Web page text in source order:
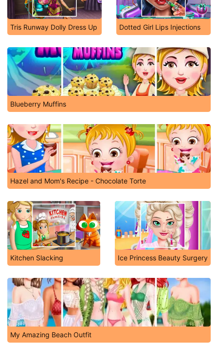
Tris Runway Dolly Dress Up Dotted Girl Lips Injections
Blueberry Muffins
Hazel and Mom's Recipe - Chocolate Torte
Kitchen Slacking Ice Princess Beauty Surgery
My Amazing Beach Outfit